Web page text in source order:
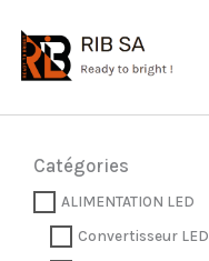
contenu
Catégories
ALIMENTATION LED
Convertisseur LED